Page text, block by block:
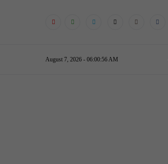
August 7, 2026 - 06:00:56 AM